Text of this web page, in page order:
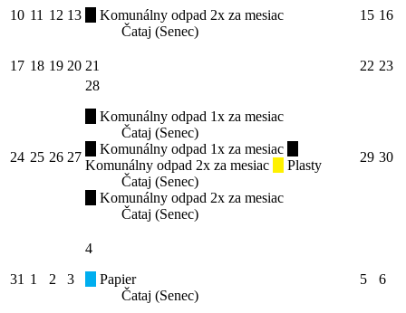
10 11 12 13
Komunálny odpad 2x za mesiac
Čataj (Senec)
15 16
17 18 19 20 21 22 23
24 25 26 27
28
Komunálny odpad 1x za mesiac
Čataj (Senec)
Komunálny odpad 1x za mesiac
Komunálny odpad 2x za mesiac
Plasty
Čataj (Senec)
Komunálny odpad 2x za mesiac
Čataj (Senec)
29 30
31 1 2 3
4
Papier
Čataj (Senec)
5 6